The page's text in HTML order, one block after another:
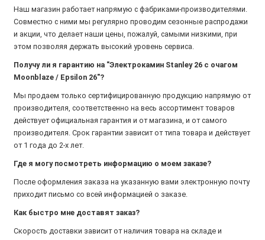
Наш магазин работает напрямую с фабриками-производителями.
Совместно с ними мы регулярно проводим сезонные распродажи
и акции, что делает наши цены, пожалуй, самыми низкими, при
этом позволяя держать высокий уровень сервиса.
Получу ли я гарантию на "Электрокамин Stanley 26 с очагом
Moonblaze / Epsilon 26"?
Мы продаем только сертифицированную продукцию напрямую от
производителя, соответственно на весь ассортимент товаров
действует официальная гарантия и от магазина, и от самого
производителя. Срок гарантии зависит от типа товара и действует
от 1 года до 2-х лет.
Где я могу посмотреть информацию о моем заказе?
После оформления заказа на указанную вами электронную почту
приходит письмо со всей информацией о заказе.
Как быстро мне доставят заказ?
Скорость доставки зависит от наличия товара на складе и